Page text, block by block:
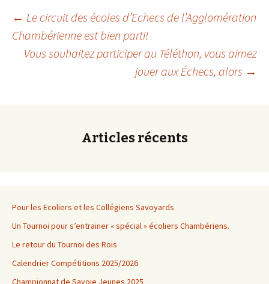
Navigation
des
← Le circuit des écoles d’Echecs de l’Agglomération
Chambérienne est bien parti!
Vous souhaitez participer au Téléthon, vous aimez
jouer aux Échecs, alors →
Articles récents
Pour les Ecoliers et les Collégiens Savoyards
Un Tournoi pour s’entrainer « spécial » écoliers Chambériens.
Le retour du Tournoi des Rois
Calendrier Compétitions 2025/2026